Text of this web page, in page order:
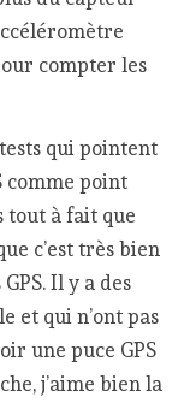
compter les
qui pointent
comme point
tout à fait que
c’est très bien
Il y a des
et qui n’ont pas
une puce GPS
j’aime bien la